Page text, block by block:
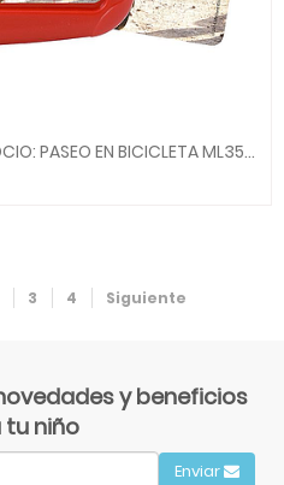
ROMPECABEZAS TIEMPO DE OCIO: PASEO EN BICICLETA ML355303 MINILAND
3 4 Siguiente
y beneficios
tu niño
Enviar